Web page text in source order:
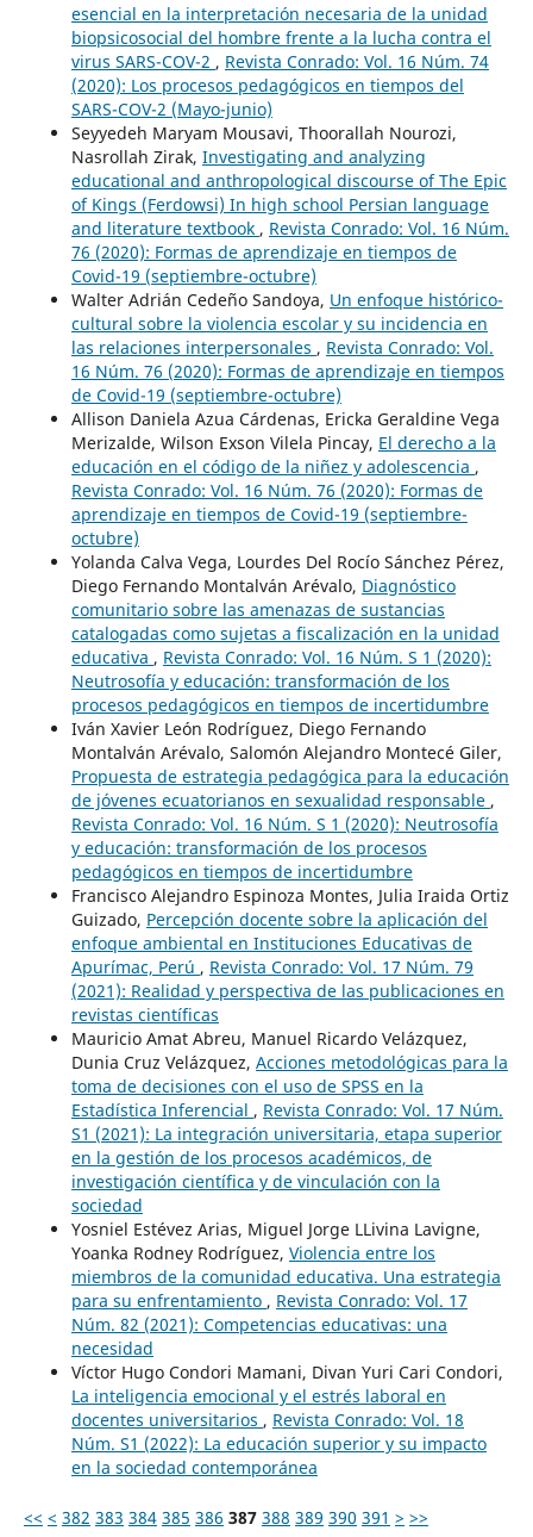
esencial en la interpretación necesaria de la unidad
biopsicosocial del hombre frente a la lucha contra el
virus SARS-COV-2 , Revista Conrado: Vol. 16 Núm. 74
(2020): Los procesos pedagógicos en tiempos del
SARS-COV-2 (Mayo-junio)
Seyyedeh Maryam Mousavi, Thoorallah Nourozi,
Nasrollah Zirak, Investigating and analyzing
educational and anthropological discourse of The Epic
of Kings (Ferdowsi) In high school Persian language
and literature textbook , Revista Conrado: Vol. 16 Núm.
76 (2020): Formas de aprendizaje en tiempos de
Covid-19 (septiembre-octubre)
Walter Adrián Cedeño Sandoya, Un enfoque histórico-
cultural sobre la violencia escolar y su incidencia en
las relaciones interpersonales , Revista Conrado: Vol.
16 Núm. 76 (2020): Formas de aprendizaje en tiempos
de Covid-19 (septiembre-octubre)
Allison Daniela Azua Cárdenas, Ericka Geraldine Vega
Merizalde, Wilson Exson Vilela Pincay, El derecho a la
educación en el código de la niñez y adolescencia ,
Revista Conrado: Vol. 16 Núm. 76 (2020): Formas de
aprendizaje en tiempos de Covid-19 (septiembre-
octubre)
Yolanda Calva Vega, Lourdes Del Rocío Sánchez Pérez,
Diego Fernando Montalván Arévalo, Diagnóstico
comunitario sobre las amenazas de sustancias
catalogadas como sujetas a fiscalización en la unidad
educativa , Revista Conrado: Vol. 16 Núm. S 1 (2020):
Neutrosofía y educación: transformación de los
procesos pedagógicos en tiempos de incertidumbre
Iván Xavier León Rodríguez, Diego Fernando
Montalván Arévalo, Salomón Alejandro Montecé Giler,
Propuesta de estrategia pedagógica para la educación
de jóvenes ecuatorianos en sexualidad responsable ,
Revista Conrado: Vol. 16 Núm. S 1 (2020): Neutrosofía
y educación: transformación de los procesos
pedagógicos en tiempos de incertidumbre
Francisco Alejandro Espinoza Montes, Julia Iraida Ortiz
Guizado, Percepción docente sobre la aplicación del
enfoque ambiental en Instituciones Educativas de
Apurímac, Perú , Revista Conrado: Vol. 17 Núm. 79
(2021): Realidad y perspectiva de las publicaciones en
revistas científicas
Mauricio Amat Abreu, Manuel Ricardo Velázquez,
Dunia Cruz Velázquez, Acciones metodológicas para la
toma de decisiones con el uso de SPSS en la
Estadística Inferencial , Revista Conrado: Vol. 17 Núm.
S1 (2021): La integración universitaria, etapa superior
en la gestión de los procesos académicos, de
investigación científica y de vinculación con la
sociedad
Yosniel Estévez Arias, Miguel Jorge LLivina Lavigne,
Yoanka Rodney Rodríguez, Violencia entre los
miembros de la comunidad educativa. Una estrategia
para su enfrentamiento , Revista Conrado: Vol. 17
Núm. 82 (2021): Competencias educativas: una
necesidad
Víctor Hugo Condori Mamani, Divan Yuri Cari Condori,
La inteligencia emocional y el estrés laboral en
docentes universitarios , Revista Conrado: Vol. 18
Núm. S1 (2022): La educación superior y su impacto
en la sociedad contemporánea
<< < 382 383 384 385 386 387 388 389 390 391 > >>